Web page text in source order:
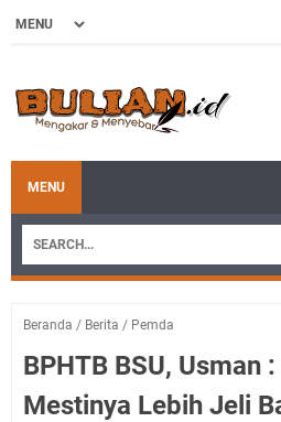
MENU
Beranda / Berita / Pemda
BPHTB BSU, Usman
Mestinya Lebih Jeli